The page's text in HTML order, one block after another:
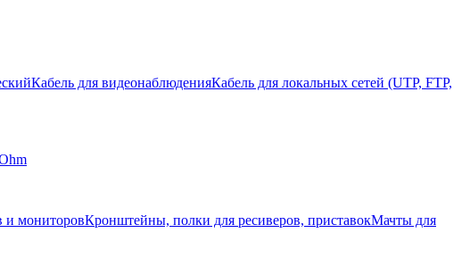
Кабель для видеонаблюденияКабель для локальных сетей (UTP, FTP,
и мониторовКронштейны, полки для ресиверов, приставокМачты для